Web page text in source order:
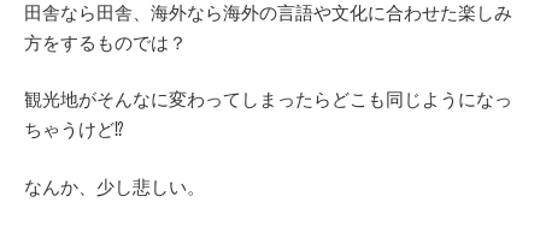
田舎なら田舎、海外なら海外の言語や文化に合わせた楽しみ
方をするものでは？
観光地がそんなに変わってしまったらどこも同じようになっ
ちゃうけど⁉
なんか、少し悲しい。